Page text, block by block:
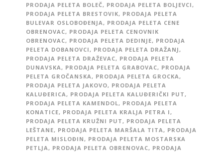
PRODAJA PELETA BOLEČ, PRODAJA PELETA BOLJEVCI ,
PRODAJA PELETA BRESTOVIK, PRODAJA PELETA
BULEVAR OSLOBOĐENJA , PRODAJA PELETA CENE
OBRENOVAC, PRODAJA PELETA CENOVNIK
OBRENOVAC, PRODAJA PELETA DEDINJE, PRODAJA
PELETA DOBANOVCI , PRODAJA PELETA DRAŽANJ ,
PRODAJA PELETA DRAŽEVAC, PRODAJA PELETA
DUNAVSKA , PRODAJA PELETA GRABOVAC, PRODAJA
PELETA GROČANSKA , PRODAJA PELETA GROCKA ,
PRODAJA PELETA JAKOVO, PRODAJA PELETA
KALUĐERICA , PRODAJA PELETA KALUĐERIČKI PUT ,
PRODAJA PELETA KAMENDOL, PRODAJA PELETA
KONATICE, PRODAJA PELETA KRALJA PETRA I ,
PRODAJA PELETA KRUŽNI PUT , PRODAJA PELETA
LEŠTANE, PRODAJA PELETA MARŠALA TITA , PRODAJA
PELETA MISLOĐIN , PRODAJA PELETA MOSTARSKA
PETLJA , PRODAJA PELETA OBRENOVAC, PRODAJA